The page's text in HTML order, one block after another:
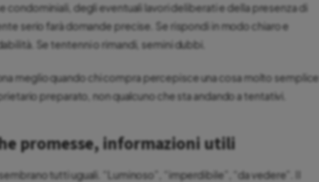
condominiali, degli eventuali lavori deliberati e della presenza di
serio farà domande precise. Se rispondi in modo chiaro e
Se tentenni o rimandi, semini dubbi.
meglio quando chi compra percepisce una cosa molto semplice:
preparato, non qualcuno che sta andando a tentativi.
promesse, informazioni utili
tutti uguali. “Luminoso”, “imperdibile”, “da vedere”. Il